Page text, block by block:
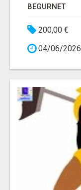
BEGURNET
200,00 €
04/06/2026